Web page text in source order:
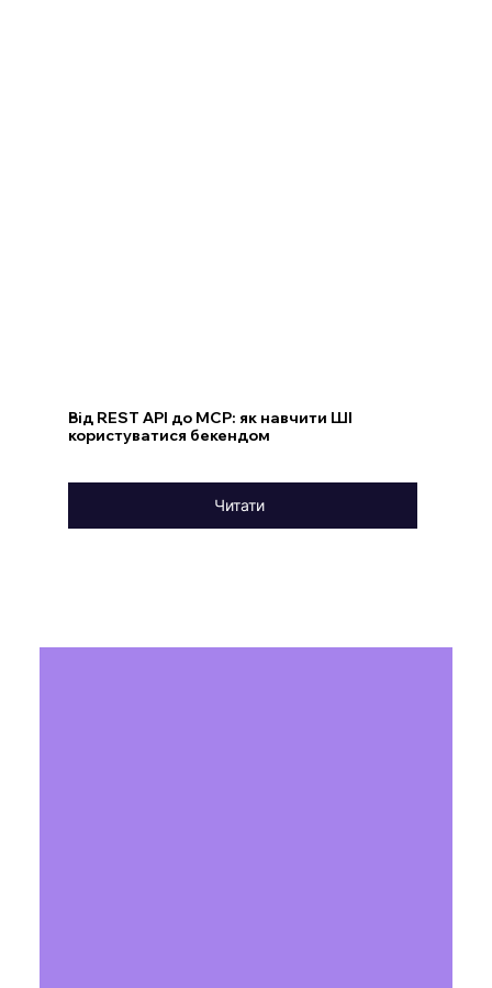
Від REST API до MCP: як навчити ШІ
користуватися бекендом
Читати